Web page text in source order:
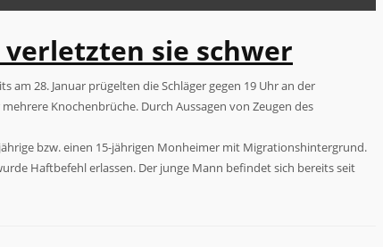
sie schwer
28. Januar prügelten die Schläger gegen 19 Uhr an der
Knochenbrüche. Durch Aussagen von Zeugen des
bzw. einen 15-jährigen Monheimer mit Migrationshintergrund.
Haftbefehl erlassen. Der junge Mann befindet sich bereits seit